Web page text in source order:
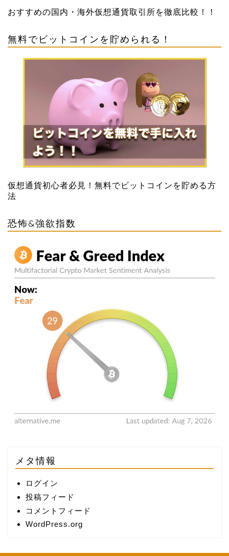
おすすめの国内・海外仮想通貨取引所を徹底比較！！
無料でビットコインを貯められる！
仮想通貨初心者必見！無料でビットコインを貯める方
法
恐怖&強欲指数
メタ情報
ログイン
投稿フィード
コメントフィード
WordPress.org